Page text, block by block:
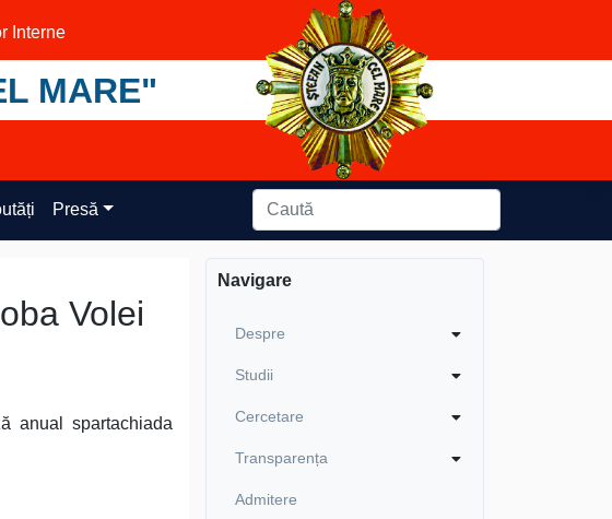
Interne
MARE"
Presă
Volei
anual spartachiada
Navigare
Despre
Studii
Cercetare
Transparența
Admitere